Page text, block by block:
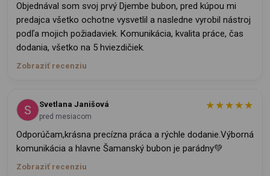
Objednával som svoj prvý Djembe bubon, pred kúpou mi
predajca všetko ochotne vysvetlil a nasledne vyrobil nástroj
podľa mojich požiadaviek. Komunikácia, kvalita práce, čas
dodania, všetko na 5 hviezdičiek.
Zobraziť recenziu
Svetlana Janišová
pred mesiacom
★★★★★
Odporúčam,krásna precízna práca a rýchle dodanie.Výborná
komunikácia a hlavne Šamanský bubon je parádny💚
Zobraziť recenziu